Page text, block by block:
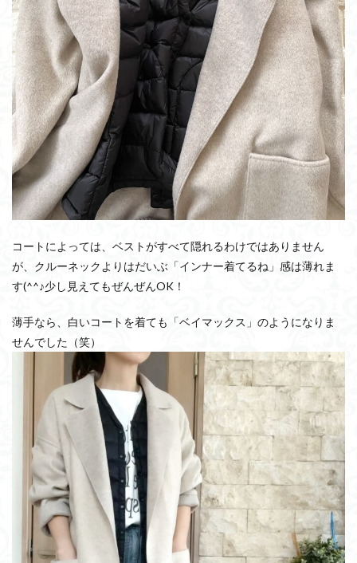
コートによっては、ベストがすべて隠れるわけではありません
が、クルーネックよりはだいぶ「インナー着てるね」感は薄れま
す(^^♪少し見えてもぜんぜんOK！
薄手なら、白いコートを着ても「ベイマックス」のようになりま
せんでした（笑）